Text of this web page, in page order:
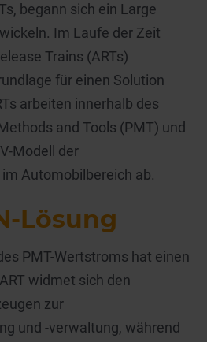
begann sich ein Large
Im Laufe der Zeit
Trains (ARTs)
für einen Solution
arbeiten innerhalb des
and Tools (PMT) und
Modell der
Automobilbereich ab.
Lösung
PMT-Wertstroms hat einen
widmet sich den
zur
und -verwaltung, während